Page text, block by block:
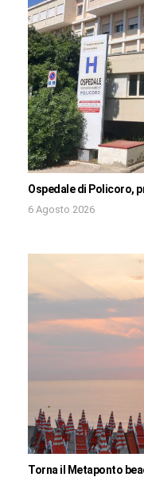
Ospedale di Policoro,
6 Agosto 2026
Torna il Metaponto